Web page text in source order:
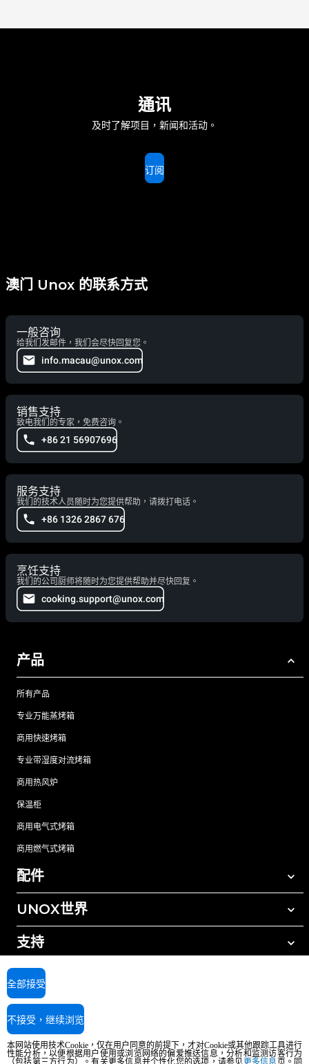
通讯
及时了解项目，新闻和活动。
订阅
澳门 Unox 的联系方式
一般咨询
给我们发邮件，我们会尽快回复您。
info.macau@unox.com
销售支持
致电我们的专家，免费咨询。
+86 21 56907696
服务支持
我们的技术人员随时为您提供帮助，请拨打电话。
+86 1326 2867 676
烹饪支持
我们的公司厨师将随时为您提供帮助并尽快回复。
cooking.support@unox.com
产品
所有产品
专业万能蒸烤箱
商用快速烤箱
专业带湿度对流烤箱
商用热风炉
保温柜
商用电气式烤箱
商用燃气式烤箱
配件
所有配件
手动清洗清洁剂
树脂过滤水处理
反渗透水处理
UNOX世界
我们在全球的办事处
支持
UNOX质保
查找经销商
查找服务中心
版权所有2026 UNOX SpA保留所有权利。Reg.Imp.Padova n°04230750285 -
REA Padova 372835 - Cap.Soc.5.000.000€iv - 增值税/税号04230750285 - IT
AI Content Disclaimer
本网站使用技术Cookie，仅在用户同意的前提下，才对Cookie或其他跟踪工具进行
性能分析，以便根据用户使用或浏览网络的偏爱推送信息，分析和监测访客行为
（包括第三方行为）。有关更多信息并个性化您的选项，请参见更多信息 页。同
全部接受
不接受，继续浏览